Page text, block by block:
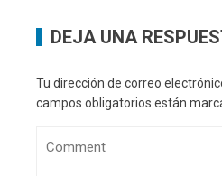
DEJA UNA
Tu dirección de correo
campos obligatorios están